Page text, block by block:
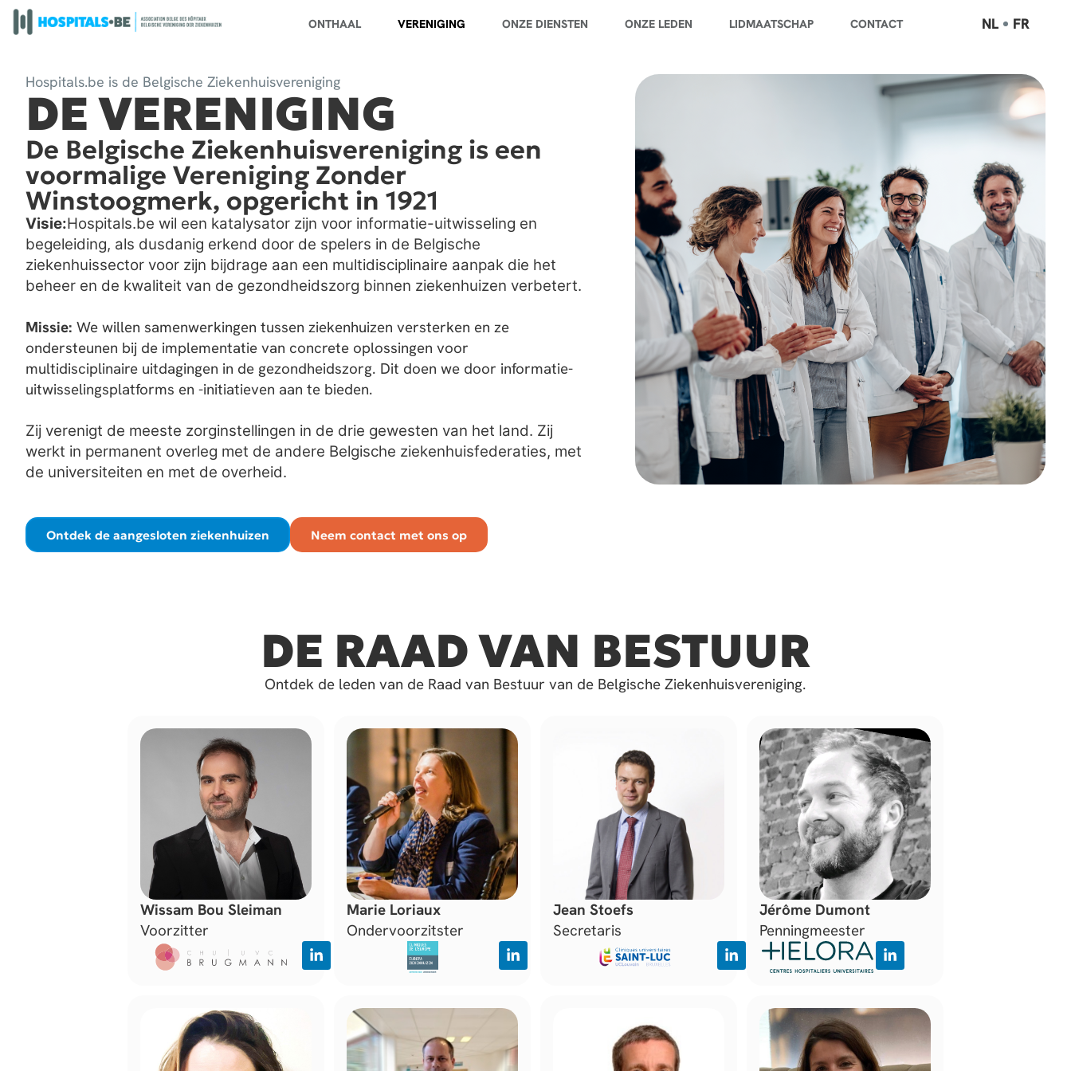
ONTHAAL VERENIGING ONZE DIENSTEN ONZE LEDEN LIDMAATSCHAP CONTACT NL FR
Hospitals.be is de Belgische Ziekenhuisvereniging
DE VERENIGING
De Belgische Ziekenhuisvereniging is een
voormalige Vereniging Zonder
Winstoogmerk, opgericht in 1921
Visie:Hospitals.be wil een katalysator zijn voor informatie-uitwisseling en
begeleiding, als dusdanig erkend door de spelers in de Belgische
ziekenhuissector voor zijn bijdrage aan een multidisciplinaire aanpak die het
beheer en de kwaliteit van de gezondheidszorg binnen ziekenhuizen verbetert.
Missie: We willen samenwerkingen tussen ziekenhuizen versterken en ze
ondersteunen bij de implementatie van concrete oplossingen voor
multidisciplinaire uitdagingen in de gezondheidszorg. Dit doen we door informatie-
uitwisselingsplatforms en -initiatieven aan te bieden.
Zij verenigt de meeste zorginstellingen in de drie gewesten van het land. Zij
werkt in permanent overleg met de andere Belgische ziekenhuisfederaties, met
de universiteiten en met de overheid.
Ontdek de aangesloten ziekenhuizen Neem contact met ons op
DE RAAD VAN BESTUUR
Ontdek de leden van de Raad van Bestuur van de Belgische Ziekenhuisvereniging.
Wissam Bou Sleiman
Voorzitter
Marie Loriaux
Ondervoorzitster
Jean Stoefs
Secretaris
Jérôme Dumont
Penningmeester